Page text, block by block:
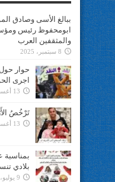
ببالغ الأسى وصادق
ابومحفوظ رئيس
والمثقفين العرب
8 سبتمبر، 2025
حوار حول
اجرى
13 أغسطس، 2025
تَرْخُصُ
13 أغسطس، 2025
بمناسبة
بلادي
9 يوليو، 2025